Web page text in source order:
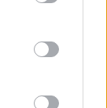
tags to
below Google
βολεύει η